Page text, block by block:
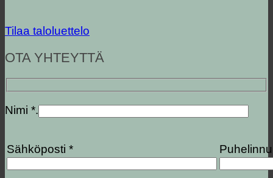
Tilaa taloluettelo
OTA YHTEYTTÄ
Nimi *.
Sähköposti *